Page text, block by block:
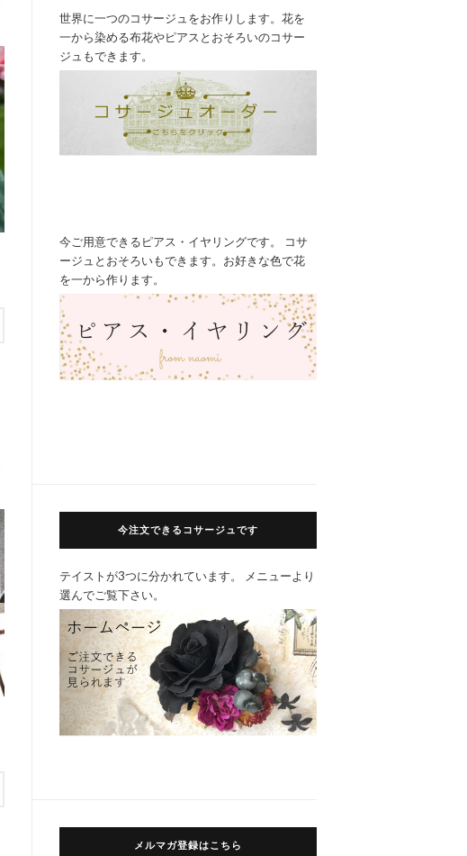
世界に一つのコサージュをお作りします。花を
一から染める布花やピアスとおそろいのコサー
ジュもできます。
今ご用意できるピアス・イヤリングです。 コサ
ージュとおそろいもできます。お好きな色で花
を一から作ります。
今注文できるコサージュです
テイストが3つに分かれています。 メニューより
選んでご覧下さい。
メルマガ登録はこちら